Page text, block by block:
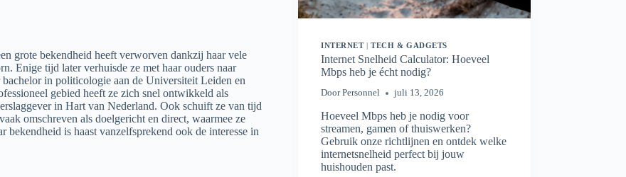
grote bekendheid heeft verworven dankzij haar vele
Enige tijd later verhuisde ze met haar ouders naar
in politicologie aan de Universiteit Leiden en
gebied heeft ze zich snel ontwikkeld als
in Hart van Nederland. Ook schuift ze van tijd
omschreven als doelgericht en direct, waarmee ze
bekendheid is haast vanzelfsprekend ook de interesse in
INTERNET|TECH & GADGETS
Internet Snelheid Calculator: Hoeveel
Mbps heb je écht nodig?
Door Personnel juli 13, 2026
Hoeveel Mbps heb je nodig voor
streamen, gamen of thuiswerken?
Gebruik onze richtlijnen en ontdek welke
internetsnelheid perfect bij jouw
huishouden past.